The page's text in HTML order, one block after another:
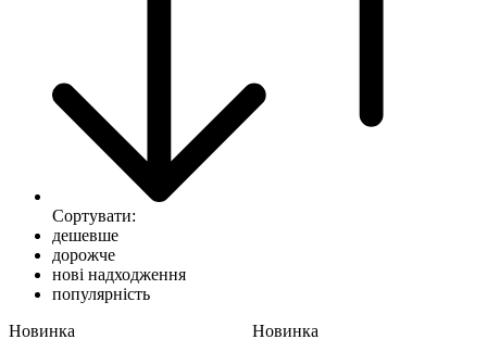
Сортувати:
дешевше
дорожче
нові надходження
популярність
Новинка
Новинка